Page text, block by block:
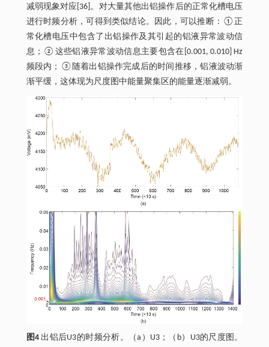
减弱现象对应[36]。对大量其他出铝操作后的正常化槽电压
进行时频分析，可得到类似结论。因此，可以推断：①正
常化槽电压中包含了出铝操作及其引起的铝液异常波动信
息；②这些铝液异常波动信息主要包含在[0.001, 0.010] Hz
频段内；③随着出铝操作完成后的时间推移，铝液波动渐
渐平缓，这体现为尺度图中能量聚集区的能量逐渐减弱。
图4出铝后U3的时频分析。（a）U3；（b）U3的尺度图。